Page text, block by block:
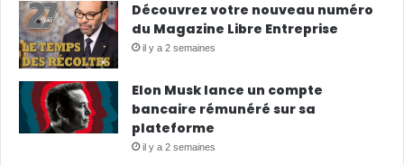
Découvrez votre nouveau numéro
du Magazine Libre Entreprise
il y a 2 semaines
Elon Musk lance un compte
bancaire rémunéré sur sa
plateforme
il y a 2 semaines